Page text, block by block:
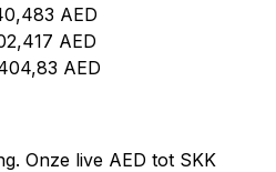
AED
AED
AED
Onze live AED tot SKK